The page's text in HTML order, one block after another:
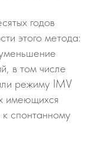
годов
этого метода:
в том числе
режиму IMV
имеющихся
спонтанному